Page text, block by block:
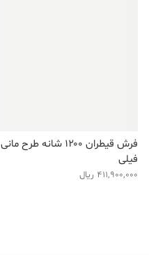
فرش قیطران ۱۲۰۰ شانه طرح مانی
فیلی
411,900,000 ریال